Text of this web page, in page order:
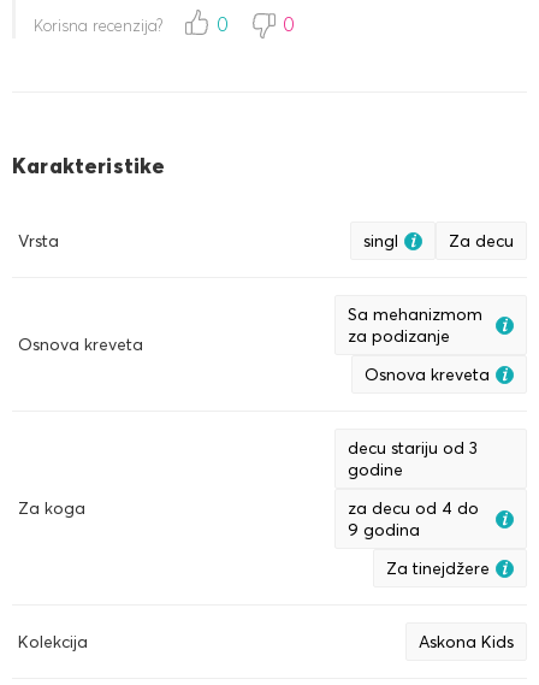
Korisna recenzija? 0 0
Karakteristike
Vrsta singl Za decu
Osnova kreveta
Sa mehanizmom
za podizanje
Osnova kreveta
Za koga
decu stariju od 3
godine
za decu od 4 do
9 godina
Za tinejdžere
Kolekcija Askona Kids